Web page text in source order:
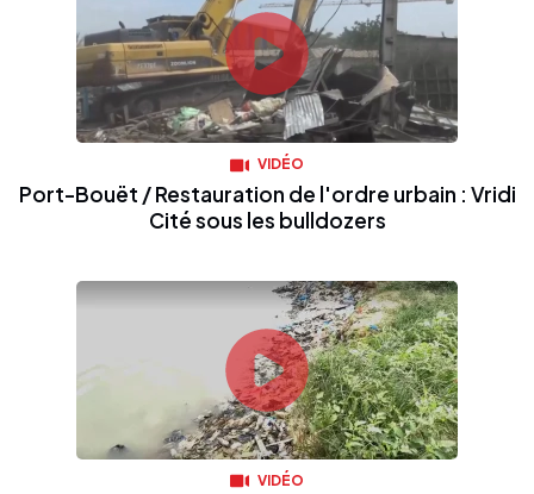
VIDÉO
Port-Bouët / Restauration de l'ordre urbain : Vridi
Cité sous les bulldozers
VIDÉO